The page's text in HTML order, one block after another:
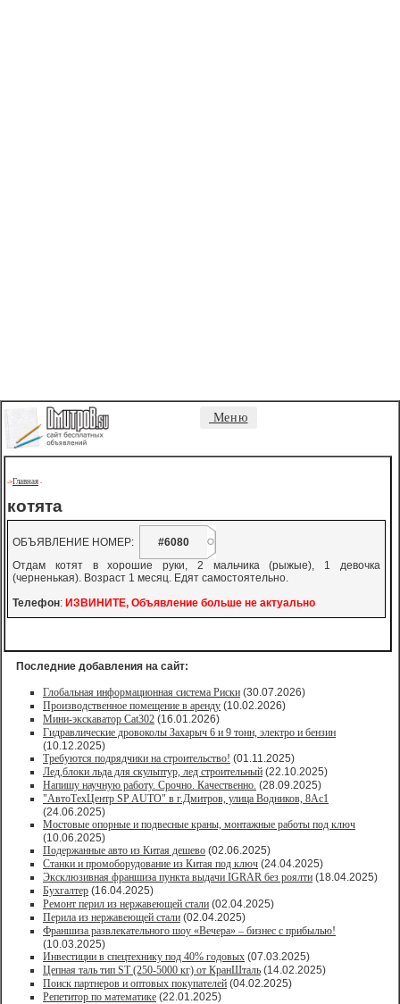
Меню
->Главная -
котята
ОБЪЯВЛЕНИЕ НОМЕР:
#6080
Отдам котят в хорошие руки, 2 мальчика (рыжые), 1 девочка
(черненькая). Возраст 1 месяц. Едят самостоятельно.
Телефон: ИЗВИНИТЕ, Объявление больше не актуально
Последние добавления на сайт:
Глобальная информационная система Риски (30.07.2026)
Производственное помещение в аренду (10.02.2026)
Мини-экскаватор Cat302 (16.01.2026)
Гидравлические дровоколы Захарыч 6 и 9 тонн, электро и бензин
(10.12.2025)
Требуются подрядчики на строительство! (01.11.2025)
Лед,блоки льда для скульптур, лед строительный (22.10.2025)
Напишу научную работу. Срочно. Качественно. (28.09.2025)
"АвтоТехЦентр SP AUTO" в г.Дмитров, улица Водников, 8Ас1
(24.06.2025)
Мостовые опорные и подвесные краны, монтажные работы под ключ
(10.06.2025)
Подержанные авто из Китая дешево (02.06.2025)
Станки и промоборудование из Китая под ключ (24.04.2025)
Эксклюзивная франшиза пункта выдачи IGRAR без роялти (18.04.2025)
Бухгалтер (16.04.2025)
Ремонт перил из нержавеющей стали (02.04.2025)
Перила из нержавеющей стали (02.04.2025)
Франшиза развлекательного шоу «Вечера» – бизнес с прибылью!
(10.03.2025)
Инвестиции в спецтехнику под 40% годовых (07.03.2025)
Цепная таль тип ST (250-5000 кг) от КранШталь (14.02.2025)
Поиск партнеров и оптовых покупателей (04.02.2025)
Репетитор по математике (22.01.2025)